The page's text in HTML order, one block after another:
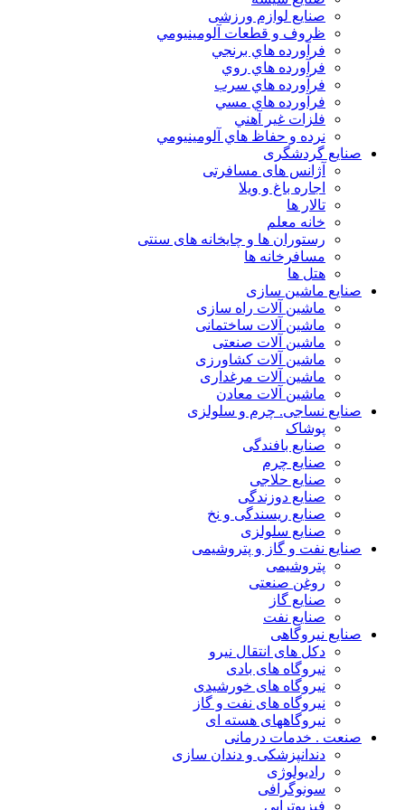
صنایع لوازم ورزشی
ظروف و قطعات آلومينيومي
فرآورده هاي برنجي
فرآورده هاي روي
فرآورده هاي سرب
فرآورده هاي مسي
فلزات غير آهني
نرده و حفاظ هاي آلومينيومي
صنایع گردشگری
آژانس های مسافرتی
اجاره باغ و ویلا
تالار ها
خانه معلم
رستوران ها و چایخانه های سنتی
مسافرخانه ها
هتل ها
صنایع ماشین سازی
ماشین آلات راه سازی
ماشین آلات ساختمانی
ماشین آلات صنعتی
ماشین آلات کشاورزی
ماشین آلات مرغداری
ماشین آلات معادن
صنایع نساجی. چرم و سلولزی
پوشاک
صنایع بافندگی
صنایع چرم
صنایع حلاجی
صنایع دوزندگی
صنایع ریسندگی و نخ
صنایع سلولزی
صنایع نفت و گاز و پتروشیمی
پتروشیمی
روغن صنعتی
صنایع گاز
صنایع نفت
صنایع نیروگاهی
دکل های انتقال نیرو
نیروگاه های بادی
نیروگاه های خورشیدی
نیروگاه های نفت و گاز
نیروگاههای هسته ای
صنعت . خدمات درمانی
دندانپزشکی و دندان سازی
رادیولوژی
سونوگرافی
فیزیوتراپی